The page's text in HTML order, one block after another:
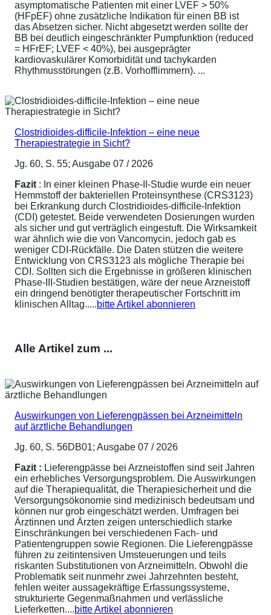
asymptomatische Patienten mit einer LVEF > 50%
(HFpEF) ohne zusätzliche Indikation für einen BB ist
das Absetzen sicher. Nicht abgesetzt werden sollte der
BB bei deutlich eingeschränkter Pumpfunktion (reduced
= HFrEF; LVEF < 40%), bei ausgeprägter
kardiovaskulärer Komorbidität und tachykarden
Rhythmusstörungen (z.B. Vorhofflimmern). ...
Clostridioides-difficile-Infektion – eine neue
Therapiestrategie in Sicht?
Jg. 60, S. 55; Ausgabe 07 / 2026
Fazit : In einer kleinen Phase-II-Studie wurde ein neuer
Hemmstoff der bakteriellen Proteinsynthese (CRS3123)
bei Erkrankung durch Clostridioides-difficile-Infektion
(CDI) getestet. Beide verwendeten Dosierungen wurden
als sicher und gut verträglich eingestuft. Die Wirksamkeit
war ähnlich wie die von Vancomycin, jedoch gab es
weniger CDI-Rückfälle. Die Daten stützen die weitere
Entwicklung von CRS3123 als mögliche Therapie bei
CDI. Sollten sich die Ergebnisse in größeren klinischen
Phase-III-Studien bestätigen, wäre der neue Arzneistoff
ein dringend benötigter therapeutischer Fortschritt im
klinischen Alltag.....bitte Artikel abonnieren
Alle Artikel zum ...
Auswirkungen von Lieferengpässen bei Arzneimitteln
auf ärztliche Behandlungen
Jg. 60, S. 56DB01; Ausgabe 07 / 2026
Fazit : Lieferengpässe bei Arzneistoffen sind seit Jahren
ein erhebliches Versorgungsproblem. Die Auswirkungen
auf die Therapiequalität, die Therapiesicherheit und die
Versorgungsökonomie sind medizinisch bedeutsam und
können nur grob eingeschätzt werden. Umfragen bei
Ärztinnen und Ärzten zeigen unterschiedlich starke
Einschränkungen bei verschiedenen Fach- und
Patientengruppen sowie Regionen. Die Lieferengpässe
führen zu zeitintensiven Umsteuerungen und teils
riskanten Substitutionen von Arzneimitteln. Obwohl die
Problematik seit nunmehr zwei Jahrzehnten besteht,
fehlen weiter aussagekräftige Erfassungssysteme,
strukturierte Gegenmaßnahmen und verlässliche
Lieferketten....bitte Artikel abonnieren